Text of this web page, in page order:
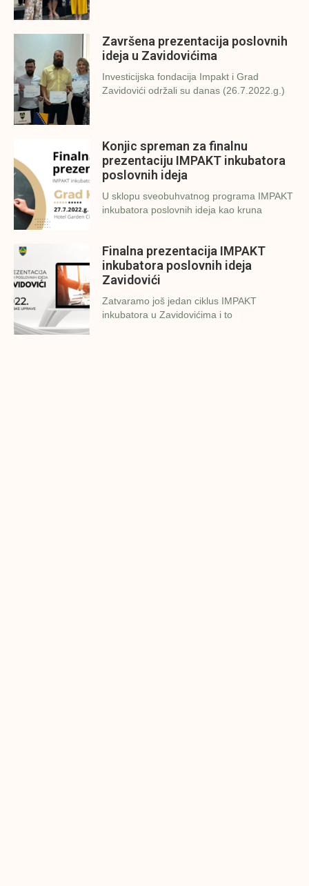
Završena prezentacija poslovnih
ideja u Zavidovićima
Investicijska fondacija Impakt i Grad
Zavidovići održali su danas (26.7.2022.g.)
Konjic spreman za finalnu
prezentaciju IMPAKT inkubatora
poslovnih ideja
U sklopu sveobuhvatnog programa IMPAKT
inkubatora poslovnih ideja kao kruna
Finalna prezentacija IMPAKT
inkubatora poslovnih ideja
Zavidovići
Zatvaramo još jedan ciklus IMPAKT
inkubatora u Zavidovićima i to